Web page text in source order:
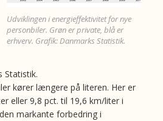
Udviklingen i energieffektivitet for nye
personbiler. Grøn er private, blå er
erhverv. Grafik: Danmarks Statistik.
Statistik.
kører længere på literen. Her er
eller 9,8 pct. til 19,6 km/liter i
markante forbedring i